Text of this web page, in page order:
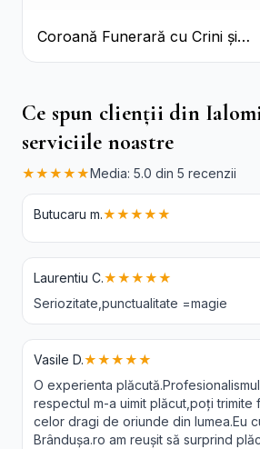
Coroană Funerară cu Crini și
Garoafe Albe
Ce spun clienții din
serviciile noastre
★★★★★Media: 5.0 din 5 recenzii
Butucaru m.★★★★★
Laurentiu C.★★★★★
Seriozitate,punctualitate =magie
Vasile D.★★★★★
O experienta
respectul m-a uimit plăcut,poți trimite
celor dragi de oriunde din lumea.Eu
Brândușa.ro am reușit să surprind